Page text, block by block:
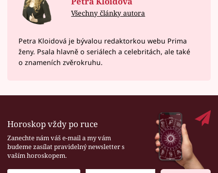
Všechny články autora
Petra Kloidová je bývalou redaktorkou webu Prima
ženy. Psala hlavně o seriálech a celebritách, ale také
o znameních zvěrokruhu.
Horoskop vždy po ruce
Zanechte nám váš e-mail a my vám
budeme zasílat pravidelný newsletter s
vaším horoskopem.